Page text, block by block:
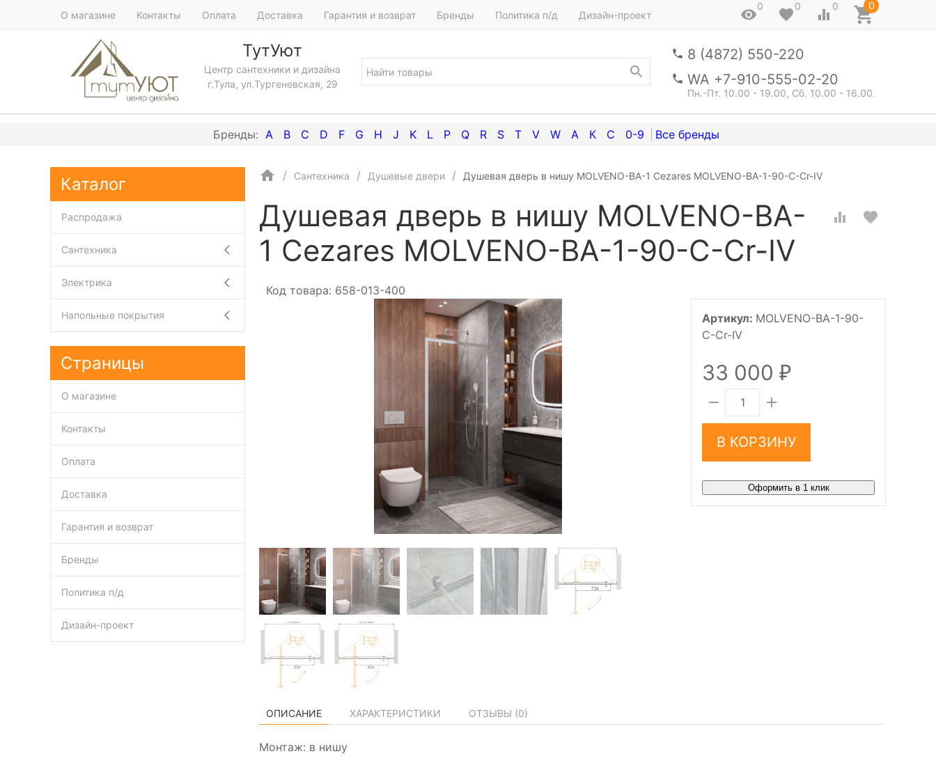
О магазине Контакты Оплата Доставка Гарантия и возврат Бренды Политика п/д Дизайн-проект
0 0 0 0
ТутУют
Центр сантехники и дизайна
г.Тула, ул.Тургеневская, 29
8 (4872) 550-220
WA +7-910-555-02-20
Пн.-Пт. 10.00 - 19.00, Сб. 10.00 - 16.00.
A B C D F G H J K L P Q R S T V W А К С 0-9
Сантехника Душевые двери Душевая дверь в нишу MOLVENO-BA-1 Cezares MOLVENO-BA-1-90-C-Cr-IV
Душевая дверь в нишу MOLVENO-BA-
1 Cezares MOLVENO-BA-1-90-C-Cr-IV
Код товара: 658-013-400
Артикул: MOLVENO-BA-1-90-
C-Cr-IV
33 000 ₽
В КОРЗИНУ
Оформить в 1 клик
ОПИСАНИЕ ХАРАКТЕРИСТИКИ ОТЗЫВЫ (0)
Монтаж: в нишу
Каталог
Распродажа
Сантехника
Электрика
Напольные покрытия
Страницы
О магазине
Контакты
Оплата
Доставка
Гарантия и возврат
Бренды
Политика п/д
Дизайн-проект